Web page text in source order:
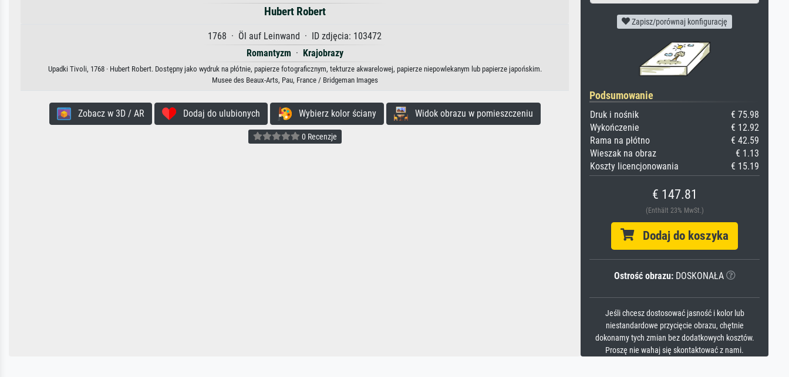
Hubert Robert
1768 · Öl auf Leinwand · ID zdjęcia: 103472
Romantyzm · Krajobrazy
Upadki Tivoli, 1768 · Hubert Robert. Dostępny jako wydruk na płótnie, papierze fotograficznym, tekturze akwarelowej, papierze niepowlekanym lub papierze japońskim.
Musee des Beaux-Arts, Pau, France / Bridgeman Images
Zobacz w 3D / AR Dodaj do ulubionych Wybierz kolor ściany Widok obrazu w pomieszczeniu
0 Recenzje
Zapisz/porównaj konfigurację
Podsumowanie
Druk i nośnik
€ 75.98
Wykończenie
€ 12.92
Rama na płótno
€ 42.59
Wieszak na obraz
€ 1.13
Koszty licencjonowania
€ 15.19
€ 147.81
(Enthält 23% MwSt.)
Dodaj do koszyka
Ostrość obrazu:DOSKONAŁA
Jeśli chcesz dostosować jasność i kolor lub
niestandardowe przycięcie obrazu, chętnie
dokonamy tych zmian bez dodatkowych kosztów.
Proszę nie wahaj się skontaktować z nami.